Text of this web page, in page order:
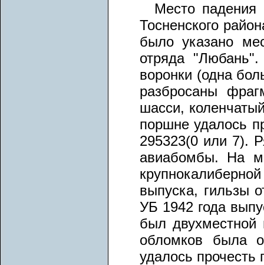
Место
Тосненского
было указано
отряда
воронки (одна
разбросаны
шасси,
поршне удалось
295323(0 или 7).
авиабомбы. На
выпуска, гильзы
УБ 1942 года
был
обломков была
удалось